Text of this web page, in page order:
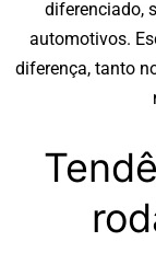
diferenciado,
automotivos.
diferença, tanto